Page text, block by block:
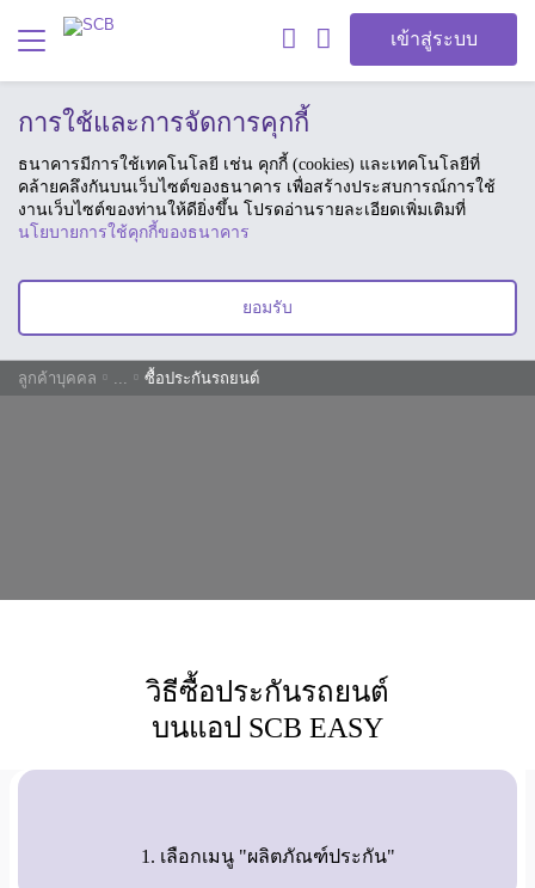
เข้าสู่ระบบ
การใช้และการจัดการคุกกี้
ธนาคารมีการใช้เทคโนโลยี เช่น คุกกี้ (cookies) และเทคโนโลยีที่
คล้ายคลึงกันบนเว็บไซต์ของธนาคาร เพื่อสร้างประสบการณ์การใช้
งานเว็บไซต์ของท่านให้ดียิ่งขึ้น โปรดอ่านรายละเอียดเพิ่มเติมที่
นโยบายการใช้คุกกี้ของธนาคาร
ยอมรับ
ลูกค้าบุคคล ... ซื้อประกันรถยนต์
วิธีซื้อประกันรถยนต์
บนแอป SCB EASY
1. เลือกเมนู "ผลิตภัณฑ์ประกัน"